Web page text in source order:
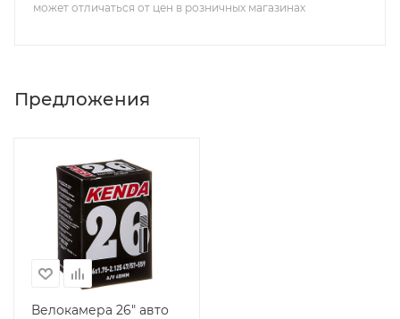
может отличаться от цен в розничных магазинах
Предложения
Велокамера 26" авто